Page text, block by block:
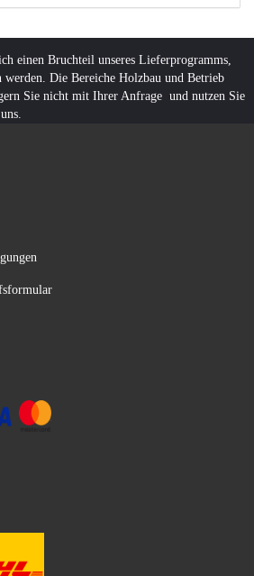
einen Bruchteil unseres Lieferprogramms,
werden. Die Bereiche Holzbau und Betrieb
Sie nicht mit Ihrer Anfrage und nutzen Sie